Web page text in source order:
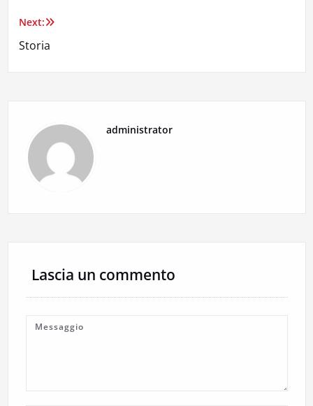
Navigazione
articoli
Next:
Storia
administrator
Lascia un commento